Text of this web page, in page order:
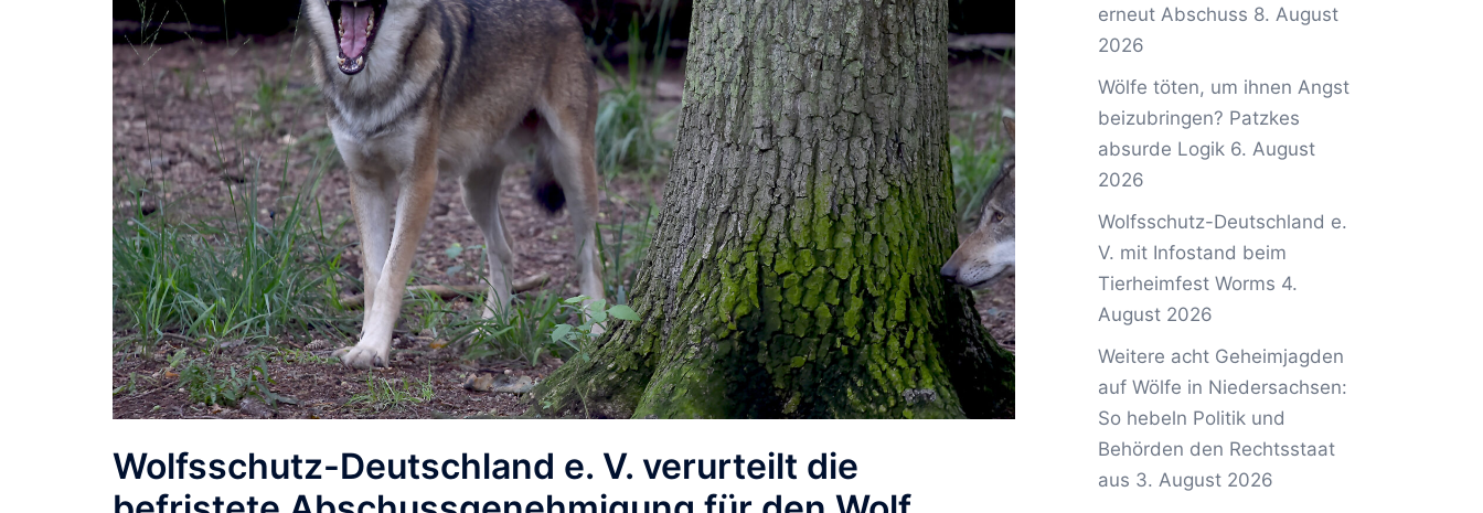
Wolfsschutz-Deutschland e. V. verurteilt die
erneut Abschuss 8. August
2026
Wölfe töten, um ihnen Angst
beizubringen? Patzkes
absurde Logik 6. August
2026
Wolfsschutz-Deutschland e.
V. mit Infostand beim
Tierheimfest Worms 4.
August 2026
Weitere acht Geheimjagden
auf Wölfe in Niedersachsen:
So hebeln Politik und
Behörden den Rechtsstaat
aus 3. August 2026